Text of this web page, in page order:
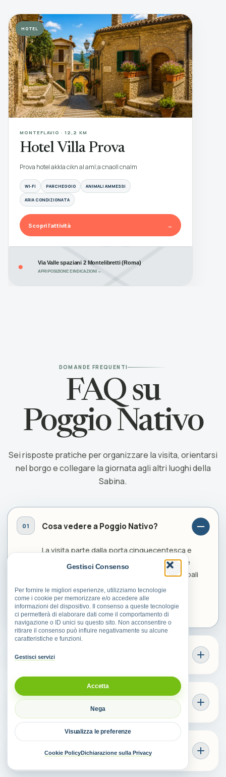
Gestisci Consenso
Per fornire le migliori esperienze, utilizziamo tecnologie
come i cookie per memorizzare e/o accedere alle
informazioni del dispositivo. Il consenso a queste tecnologie
ci permetterà di elaborare dati come il comportamento di
navigazione o ID unici su questo sito. Non acconsentire o
ritirare il consenso può influire negativamente su alcune
caratteristiche e funzioni.
Gestisci servizi
Accetta
Nega
Visualizza le preferenze
Cookie PolicyDichiarazione sulla Privacy
HOTEL
MONTEFLAVIO · 12,2 KM
Hotel Villa Prova
Prova hotel akkla cikn al aml;a cnaoll cnalm
WI‑FI PARCHEGGIO ANIMALI AMMESSI
ARIA CONDIZIONATA
Scopri l’attività →
● Via Valle spaziani 2 Montelibretti (Roma)
APRI POSIZIONE E INDICAZIONI →
DOMANDE FREQUENTI
FAQ su
Poggio Nativo
Sei risposte pratiche per organizzare la visita, orientarsi
nel borgo e collegare la giornata agli altri luoghi della
Sabina.
Cosa vedere a Poggio Nativo?
La visita parte dalla porta cinquecentesca e
dal centro storico a spina di pesce, poi sale
verso il Castello Savelli. Tra le tappe principali
ci sono anche il Convento di San Paolo, la
Grotta Battifratta e il monastero buddhista
Santacittarama.
Dove si trova Poggio Nativo?
Quanto tempo serve per visitare
Poggio Nativo?
visitabile?